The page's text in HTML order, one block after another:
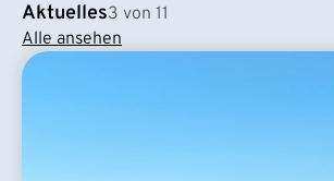
Aktuelles3 von 11
Alle ansehen